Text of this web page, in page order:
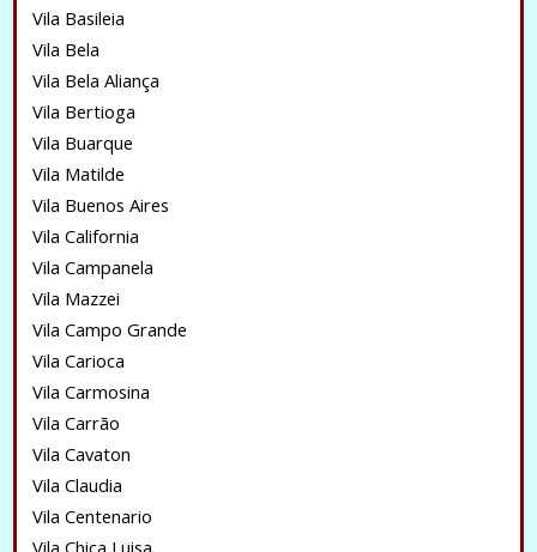
Vila Basileia
Vila Bela
Vila Bela Aliança
Vila Bertioga
Vila Buarque
Vila Matilde
Vila Buenos Aires
Vila California
Vila Campanela
Vila Mazzei
Vila Campo Grande
Vila Carioca
Vila Carmosina
Vila Carrão
Vila Cavaton
Vila Claudia
Vila Centenario
Vila Chica Luisa